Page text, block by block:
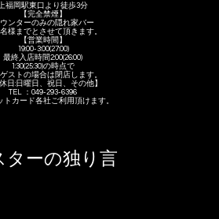
上福岡駅東口より徒歩3分
【完全禁煙】
ンターのみの隠れ家バー
様までとさせて頂きます。
【営業時間】
19:00-3:00(27:00)
最終入店時間2:00(26:00)
1:30(25:30)の時点で
ゲストの場合は閉店します。
休日:日曜日、祝日、その他】
TEL ：049-293-6396
トカード各社ご利用頂けます。
ターの独り言